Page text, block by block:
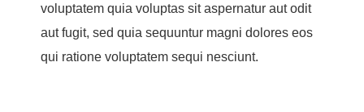
voluptatem quia voluptas sit aspernatur aut odit
aut fugit, sed quia sequuntur magni dolores eos
qui ratione voluptatem sequi nesciunt.